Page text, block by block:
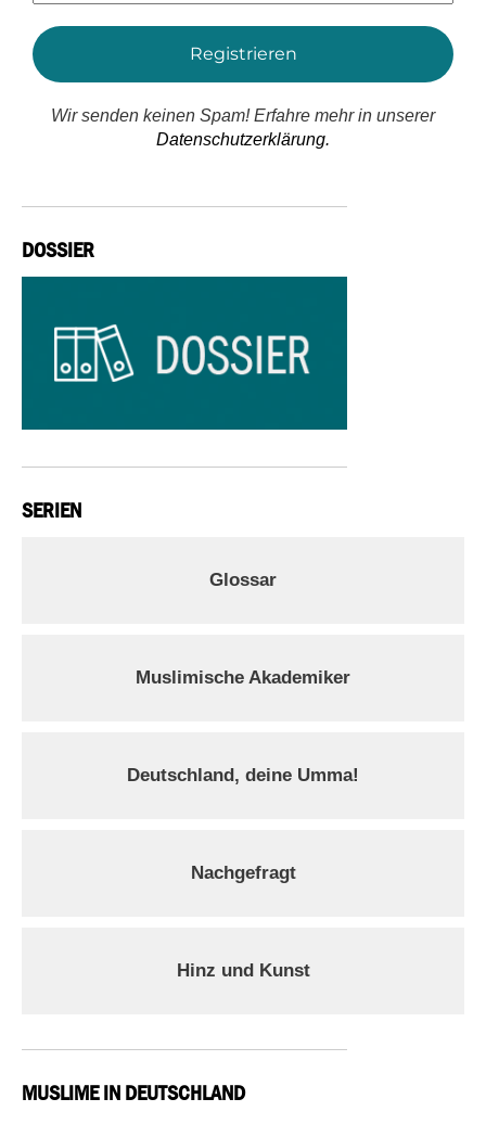
*
Wir senden keinen Spam! Erfahre mehr in unserer
Datenschutzerklärung.
DOSSIER
SERIEN
Glossar
Muslimische Akademiker
Deutschland, deine Umma!
Nachgefragt
Hinz und Kunst
MUSLIME IN DEUTSCHLAND